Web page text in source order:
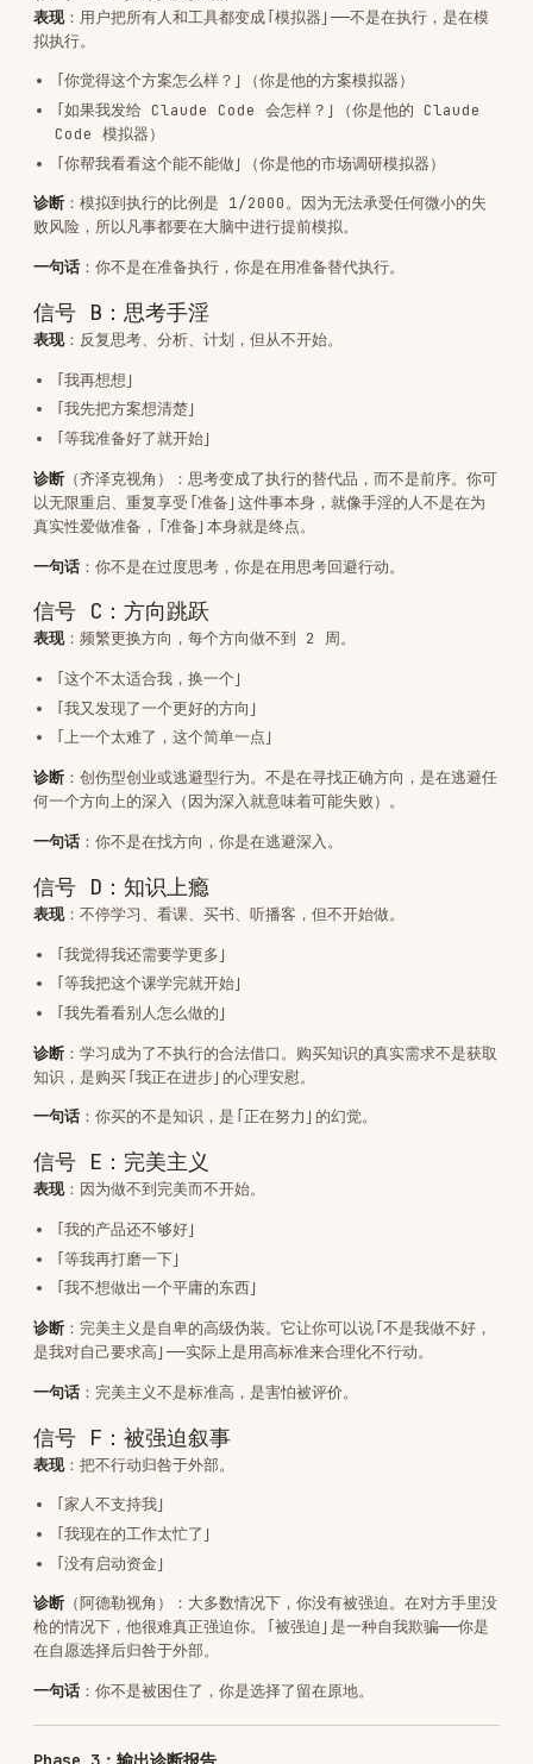
信号 B：思考手淫
表现：反复思考、分析、计划，但从不开始。
「我再想想」
「我先把方案想清楚」
「等我准备好了就开始」
诊断
（齐泽克视角）：思考变成了执行的替代品，而不是前序。你可
真实性爱做准备，「准备」本身就是终点。
一句话：你不是在过度思考，你是在用思考回避行动。
信号 C：方向跳跃
表现
：频繁更换方向，每个方向做不到 2 周。
「这个不太适合我，换一个」
「上一个太难了，这个简单一点」
：创伤型创业或逃避型行为。不是在寻找正确方向，是在逃避任
何一个方向上的深入（因为深入就意味着可能失败）。
一句话 ：你不是在找方向，你是在逃避深入。
信号 D：知识上瘾
表现：不停学习、看课、买书、听播客，但不开始做。
「我觉得我还需要学更多」
「等我把这个课学完就开始」
「我先看看别人怎么做的」
知识，是购买「我正在进步」的心理安慰。
一句话：你买的不是知识，是「正在努力」的幻觉。
表现：因为做不到完美而不开始。
「我的产品还不够好」
「等我再打磨一下」
诊断
：完美主义是自卑的高级伪装。它让你可以说「不是我做不好，
是我对自己要求高」——实际上是用高标准来合理化不行动。
一句话：完美主义不是标准高，是害怕被评价。
信号 F：被强迫叙事
表现
：把不行动归咎于外部。
「家人不支持我」
「我现在的工作太忙了」
枪的情况下，他很难真正强迫你。「被强迫」是一种自我欺骗——你是
在自愿选择后归咎于外部。
## 你描述的问题
{用户说的话}
## 我看到的信号
- 信号类型：{A/B/C/D/E/F}
- 具体表现：{用户的具体行为}
## 诊断
## 真正的问题是什么
## 阿德勒的解法
帮助他人。当你帮助别人解决问题时，你会获得社会认同感，你会发现自己是有价值的。